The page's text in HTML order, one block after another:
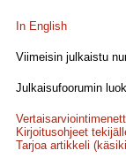
In English
Viimeisin julkaistu
Julkaisufoorumin
Kirjoitusohjeet
Tarjoa artikkeli